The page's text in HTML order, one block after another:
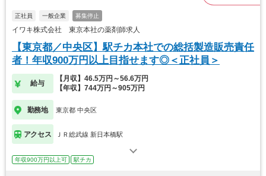
正社員 一般企業 募集停止
イワキ株式会社 東京本社の薬剤師求人
【東京都／中央区】駅チカ本社での総括製造販売責任
者！年収900万円以上目指せます◎＜正社員＞
給与
【月収】46.5万円～56.6万円
【年収】744万円～905万円
勤務地 東京都 中央区
アクセス ＪＲ総武線 新日本橋駅
年収900万円以上可 駅チカ